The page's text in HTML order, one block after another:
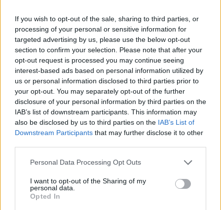
If you wish to opt-out of the sale, sharing to third parties, or
processing of your personal or sensitive information for
targeted advertising by us, please use the below opt-out
section to confirm your selection. Please note that after your
opt-out request is processed you may continue seeing
interest-based ads based on personal information utilized by
us or personal information disclosed to third parties prior to
your opt-out. You may separately opt-out of the further
disclosure of your personal information by third parties on the
IAB’s list of downstream participants. This information may
also be disclosed by us to third parties on the IAB’s List of
Downstream Participants that may further disclose it to other
Personal Data Processing Opt Outs
I want to opt-out of the Sharing of my
personal data.
Opted In
Χρηματοδότηση 8 εκατ. ευρώ
σε 843 μέσα ενημέρωσης-
Ξεκίνησε το πενταετές
πρόγραμμα ενίσχυσης του
Τύπου
Media: Με ενίσχυση 8 εκατ.
ευρώ σε 451 επιχειρήσεις
ξεκίνησε το πρόγραμμα
στήριξης- Κάλυψη εισφορών
ΕΔΟΕΑΠ
IAB Hellas: Νέα Διοικούσα Επιτροπή και νέο Διοικητικό Συμβούλιο -
Πρόεδρος ο Γαληνός Γιαγλής
Η Toyota φέρνει νέα γενιά
Σε κινεζική… πολιορκία η
αυτοκινητοβιομηχανία
Νέο Audi A2 e-tron με στόχο την κορυφή της αποδοτικότητας